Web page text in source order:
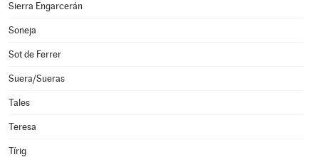
Sierra Engarcerán
Soneja
Sot de Ferrer
Suera/Sueras
Tales
Teresa
Tírig